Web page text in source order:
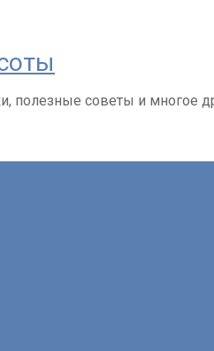
полезные советы и многое